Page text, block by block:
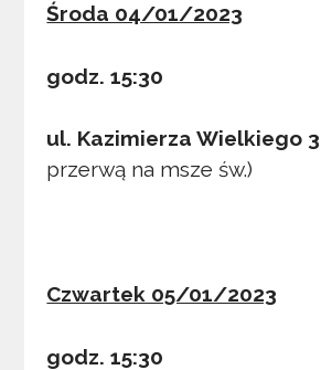
Środa 04/01/2023
godz. 15:30
ul. Kazimierza Wielkiego
przerwą na msze św.)
Czwartek 05/01/2023
godz. 15:30